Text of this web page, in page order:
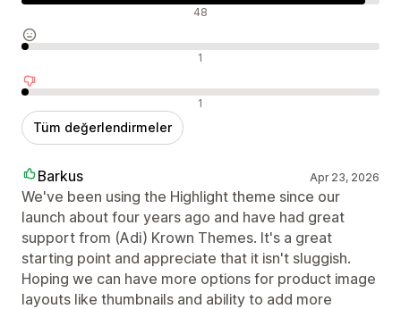
Olumlu değerlendirmeler 48
Nötr değerlendirmeler 1
Olumsuz değerlendirmeler 1
Tüm değerlendirmeler
Barkus Apr 23, 2026
We've been using the Highlight theme since our
launch about four years ago and have had great
support from (Adi) Krown Themes. It's a great
starting point and appreciate that it isn't sluggish.
Hoping we can have more options for product image
layouts like thumbnails and ability to add more